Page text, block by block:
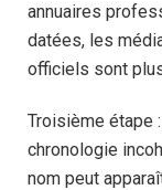
annuaires
datées, les
officiels sont
Troisième étape
chronologie
nom peut